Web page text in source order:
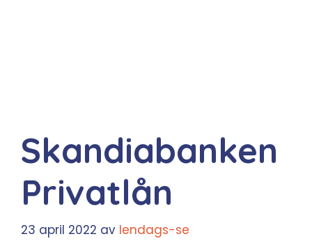
Skandiabanken
Privatlån
23 april 2022 av lendags-se